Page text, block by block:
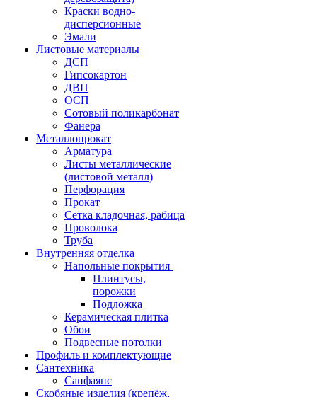
Краски водно-
дисперсионные
Эмали
Листовые материалы
ДСП
Гипсокартон
ДВП
ОСП
Сотовый поликарбонат
Фанера
Металлопрокат
Арматура
Листы металлические
(листовой металл)
Перфорация
Прокат
Сетка кладочная, рабица
Проволока
Труба
Внутренняя отделка
Напольные покрытия
Плинтусы,
порожки
Подложка
Керамическая плитка
Обои
Подвесные потолки
Профиль и комплектующие
Сантехника
Санфаянс
Скобяные изделия (крепёж,